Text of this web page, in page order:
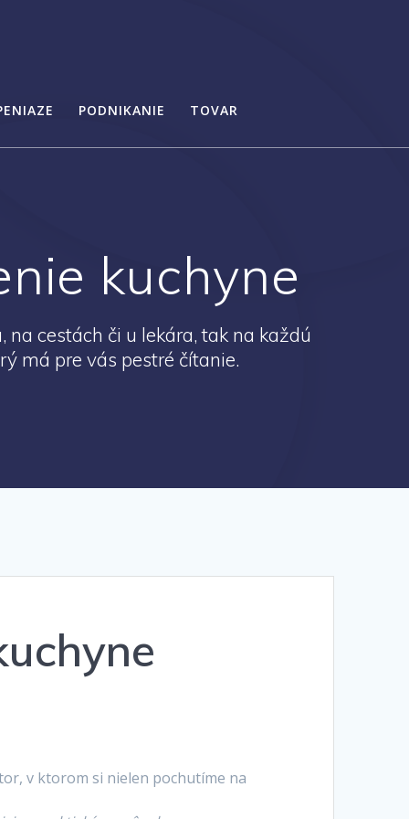
PODNIKANIE TOVAR
kuchyne
cestách či u lekára, tak na každú
má pre vás pestré čítanie.
v ktorom si nielen pochutíme na